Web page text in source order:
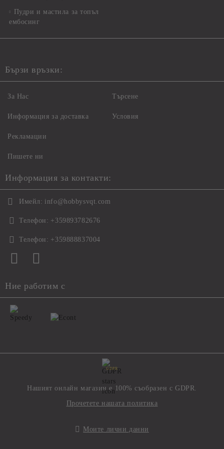
Пудри и мастила за топъл
ембосинг
Бързи връзки:
За Нас
Информация за доставка
Рекламации
Пишете ни
Търсене
Условия
Информация за контакти:
Имейл: info@hobbysvqt.com
Телефон: +359893782676
Телефон: +359888837004
Ние работим с
GDPR
Нашият онлайн магазин е 100% съобразен с GDPR.
Прочетете нашата политика
Моите лични данни